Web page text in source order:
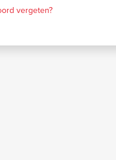
vergeten?